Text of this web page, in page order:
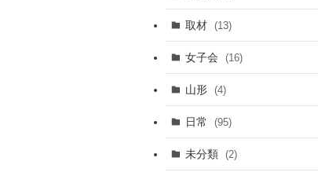
取材 (13)
女子会 (16)
山形 (4)
日常 (95)
未分類 (2)